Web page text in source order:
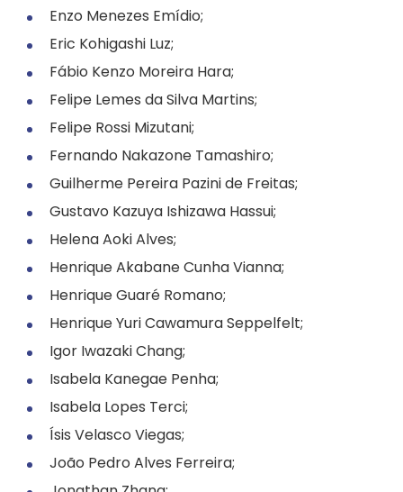
Enzo Menezes Emídio;
Eric Kohigashi Luz;
Fábio Kenzo Moreira Hara;
Felipe Lemes da Silva Martins;
Felipe Rossi Mizutani;
Fernando Nakazone Tamashiro;
Guilherme Pereira Pazini de Freitas;
Gustavo Kazuya Ishizawa Hassui;
Helena Aoki Alves;
Henrique Akabane Cunha Vianna;
Henrique Guaré Romano;
Henrique Yuri Cawamura Seppelfelt;
Igor Iwazaki Chang;
Isabela Kanegae Penha;
Isabela Lopes Terci;
Ísis Velasco Viegas;
João Pedro Alves Ferreira;